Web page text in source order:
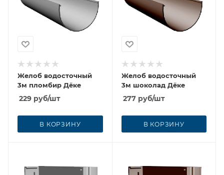
Желоб водосточный
3м пломбир Дёке
229 руб/шт
В КОРЗИНУ
Желоб водосточный
3м шоколад Дёке
277руб/шт
В КОРЗИНУ